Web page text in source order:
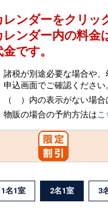
レンダーをクリッ
レンダー内の料金
です。
諸税が別途必要な場合や
申込画面でご確認ください
（ ）内の表示がない場合
物販の場合の予約方法はこ
1名1室 2名1室 3